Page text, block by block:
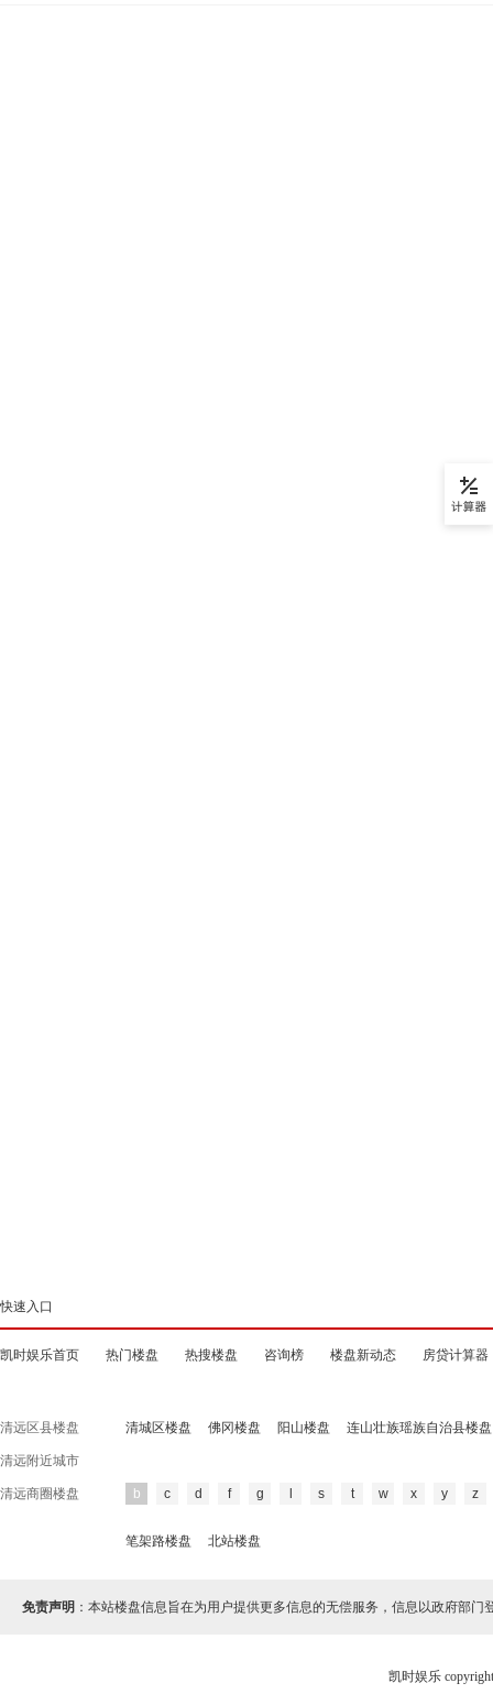
快速入口
凯时娱乐首页 热门楼盘 热搜楼盘 咨询榜 楼盘新动态 房贷计算器
清远区县楼盘 清城区楼盘 佛冈楼盘 阳山楼盘 连山壮族瑶族自治县楼盘
清远附近城市
清远商圈楼盘 b c d f g s t w x y z
笔架路楼盘 北站楼盘
免责声明 ：本站楼盘信息旨在为用户提供更多信息的无偿服务，信息以政府部门
凯时娱乐